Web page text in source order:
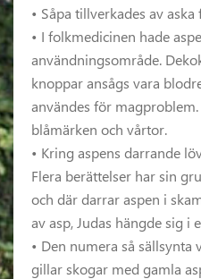
• Såpa tillverkades av aska
• I folkmedicinen hade
användningsområde.
knoppar ansågs vara
användes för magproblem.
blåmärken och vårtor.
• Kring aspens darrande
Flera berättelser har sin
och där darrar aspen i
av asp, Judas hängde sig i
• Den numera så
gillar skogar med gamla